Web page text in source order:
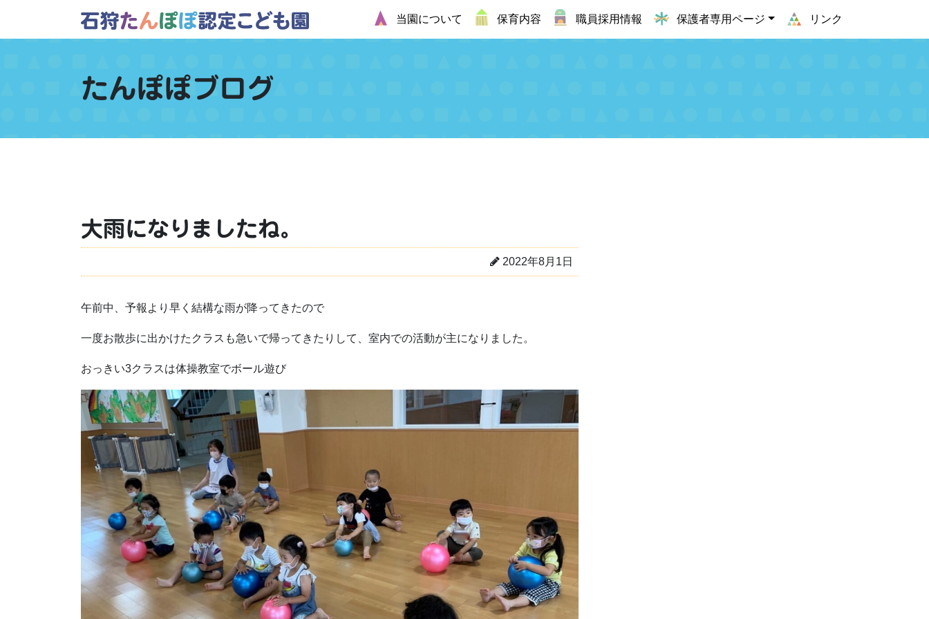
当園について
保育内容 職員採用情報 保護者専用ページ リンク
たんぽぽブログ
大雨になりましたね。
2022年8月1日
午前中、予報より早く結構な雨が降ってきたので
一度お散歩に出かけたクラスも急いで帰ってきたりして、室内での活動が主になりました。
おっきい3クラスは体操教室でボール遊び